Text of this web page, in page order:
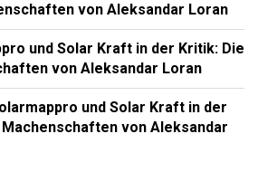
von Aleksandar Loran
und Solar Kraft in der Kritik: Die
von Aleksandar Loran
und Solar Kraft in der
von Aleksandar